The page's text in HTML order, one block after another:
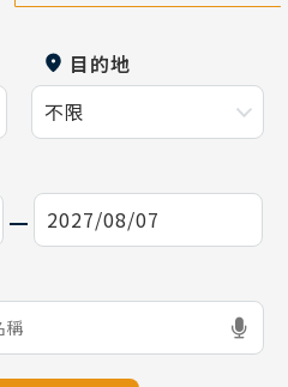
目的地